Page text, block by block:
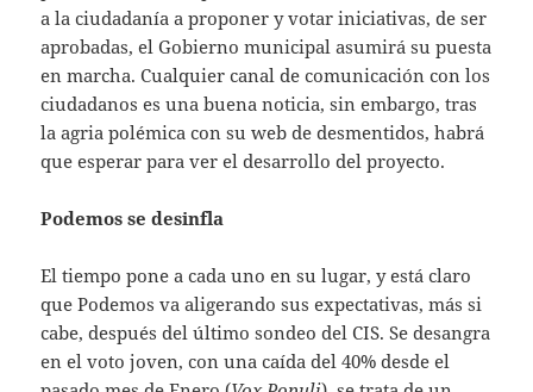
a la ciudadanía a proponer y votar iniciativas, de ser
aprobadas, el Gobierno municipal asumirá su puesta
en marcha. Cualquier canal de comunicación con los
ciudadanos es una buena noticia, sin embargo, tras
la agria polémica con su web de desmentidos, habrá
que esperar para ver el desarrollo del proyecto.
Podemos se desinfla
El tiempo pone a cada uno en su lugar, y está claro
que Podemos va aligerando sus expectativas, más si
cabe, después del último sondeo del CIS. Se desangra
en el voto joven, con una caída del 40% desde el